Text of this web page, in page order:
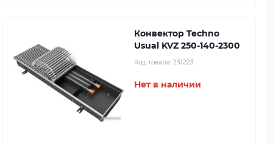
Конвектор Techno
Usual KVZ 250-140-2300
Код товара: 231223
Нет в наличии